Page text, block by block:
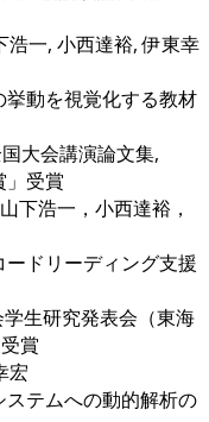
浩一, 小西達裕, 伊東幸
動を視覚化する教材
大会講演論文集,
」受賞
下浩一，小西達裕，
ドリーディング支援
生研究発表会（東海
賞
宏
テムへの動的解析の